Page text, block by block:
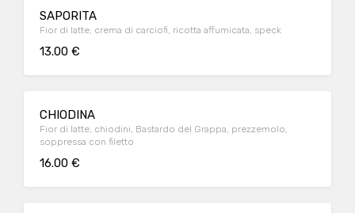
SAPORITA
Fior di latte, crema di carciofi, ricotta affumicata, speck
13.00 €
CHIODINA
Fior di latte, chiodini, Bastardo del Grappa, prezzemolo,
soppressa con filetto
16.00 €